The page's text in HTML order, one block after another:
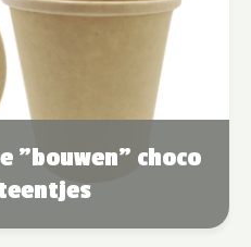
"bouwen" choco